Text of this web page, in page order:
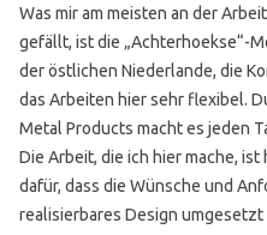
Was mir am meisten an der
gefällt, ist die „Achterhoekse“-
der östlichen Niederlande, die
das Arbeiten hier sehr flexibel.
Metal Products macht es jeden
Die Arbeit, die ich hier mache,
dafür, dass die Wünsche und
realisierbares Design